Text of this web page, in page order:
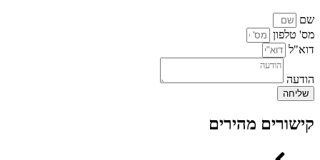
שם
מס' טלפון
דוא"ל
הודעה
שליחה
קישורים מהירים